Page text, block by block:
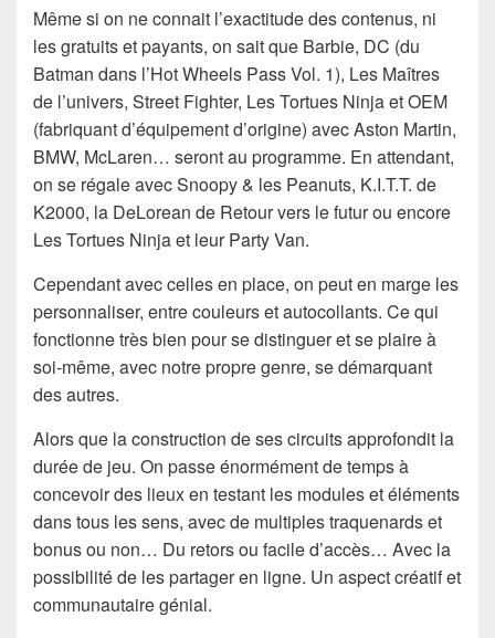
Même si on ne connait l’exactitude des contenus, ni
les gratuits et payants, on sait que Barbie, DC (du
Batman dans l’Hot Wheels Pass Vol. 1), Les Maîtres
de l’univers, Street Fighter, Les Tortues Ninja et OEM
(fabriquant d’équipement d’origine) avec Aston Martin,
BMW, McLaren… seront au programme. En attendant,
on se régale avec Snoopy & les Peanuts, K.I.T.T. de
K2000, la DeLorean de Retour vers le futur ou encore
Les Tortues Ninja et leur Party Van.
Cependant avec celles en place, on peut en marge les
personnaliser, entre couleurs et autocollants. Ce qui
fonctionne très bien pour se distinguer et se plaire à
soi-même, avec notre propre genre, se démarquant
des autres.
Alors que la construction de ses circuits approfondit la
durée de jeu. On passe énormément de temps à
concevoir des lieux en testant les modules et éléments
dans tous les sens, avec de multiples traquenards et
bonus ou non… Du retors ou facile d’accès… Avec la
possibilité de les partager en ligne. Un aspect créatif et
communautaire génial.